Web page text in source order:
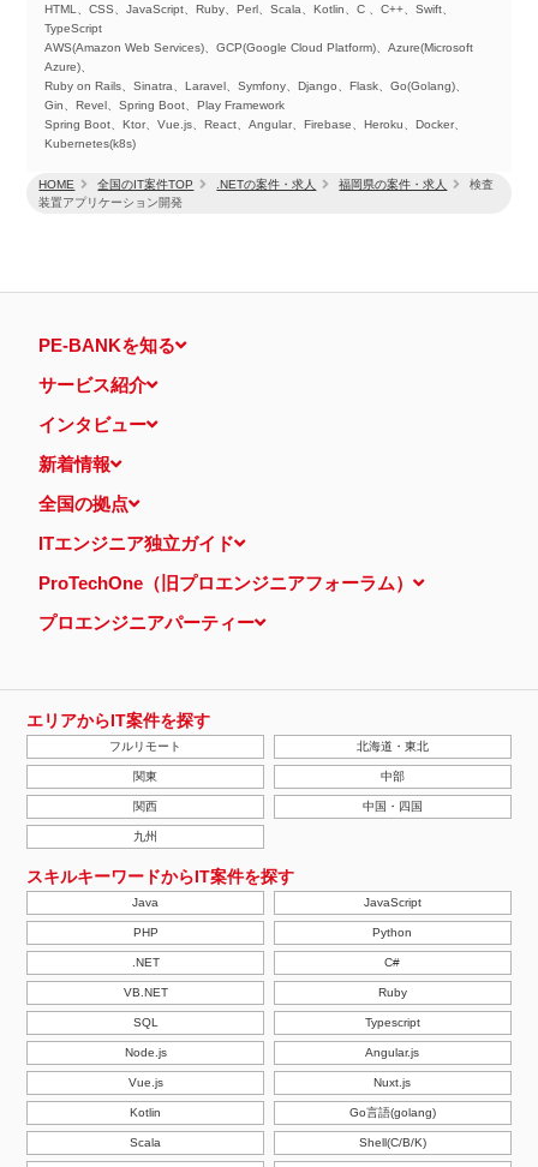
HOME 全国のIT案件TOP .NETの案件・求人 福岡県の案件・求人
検査
装置アプリケーション開発
HTML、CSS、JavaScript、Ruby、Perl、Scala、Kotlin、C 、C++、Swift、
TypeScript
AWS(Amazon Web Services)、GCP(Google Cloud Platform)、Azure(Microsoft
Azure)、
Ruby on Rails、Sinatra、Laravel、Symfony、Django、Flask、Go(Golang)、
Gin、Revel、Spring Boot、Play Framework
Spring Boot、Ktor、Vue.js、React、Angular、Firebase、Heroku、Docker、
Kubernetes(k8s)
PE-BANKを知る
サービス紹介
インタビュー
新着情報
全国の拠点
ITエンジニア独立ガイド
ProTechOne（旧プロエンジニアフォーラム）
プロエンジニアパーティー
エリアからIT案件を探す
フルリモート 北海道・東北
関東 中部
関西 中国・四国
九州
スキルキーワードからIT案件を探す
Java JavaScript
PHP Python
.NET C#
VB.NET Ruby
SQL Typescript
Node.js Angular.js
Vue.js Nuxt.js
Kotlin Go言語(golang)
Scala Shell(C/B/K)